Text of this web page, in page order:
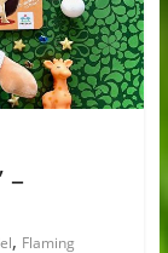
–
, Flaming